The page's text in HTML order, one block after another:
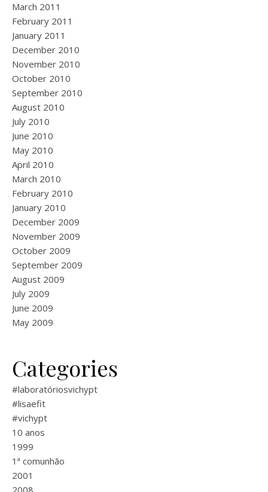
March 2011
February 2011
January 2011
December 2010
November 2010
October 2010
September 2010
August 2010
July 2010
June 2010
May 2010
April 2010
March 2010
February 2010
January 2010
December 2009
November 2009
October 2009
September 2009
August 2009
July 2009
June 2009
May 2009
Categories
#laboratóriosvichypt
#lisaefit
#vichypt
10 anos
1999
1ª comunhão
2001
2008